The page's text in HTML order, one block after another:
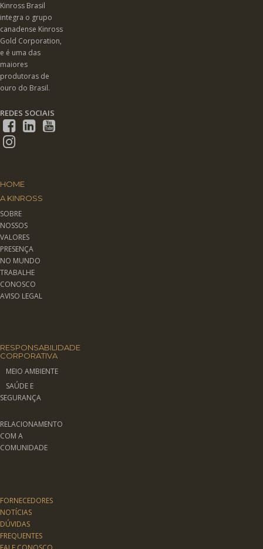
Kinross Brasil
integra o grupo
canadense Kinross
Gold Corporation,
e é uma das
maiores
produtoras de
ouro do Brasil.
REDES SOCIAIS
HOME
A KINROSS
SOBRE
NOSSOS
VALORES
PRESENÇA
NO MUNDO
TRABALHE
CONOSCO
AVISO LEGAL
RESPONSABILIDADE
CORPORATIVA
MEIO AMBIENTE
SAÚDE E
SEGURANÇA
RELACIONAMENTO
COM A
COMUNIDADE
FORNECEDORES
NOTÍCIAS
DÚVIDAS
FREQUENTES